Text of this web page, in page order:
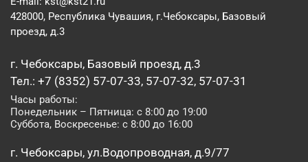
428000, Республика Чувашия, г.Чебоксары, Базовый
проезд, д.3
г. Чебоксары, Базовый проезд, д.3
Тел.: +7 (8352) 57-07-33, 57-07-32, 57-07-31
Часы работы:
Понедельник – Пятница: с 8:00 до 19:00
Суббота, Воскресенье: с 8:00 до 16:00
г. Чебоксары, ул.Водопроводная, д.9/77